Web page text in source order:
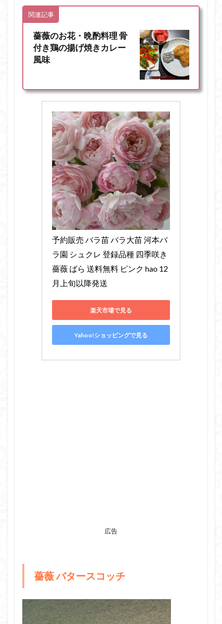
関連記事
薔薇のお花・晩酌料理 骨
付き鶏の揚げ焼きカレー
風味
予約販売 バラ苗 バラ大苗 河本バ
ラ園 シュクレ 登録品種 四季咲き
薔薇 ばら 送料無料 ピンク hao 12
月上旬以降発送
楽天市場で見る
Yahoo!ショッピングで見る
広告
薔薇 バタースコッチ